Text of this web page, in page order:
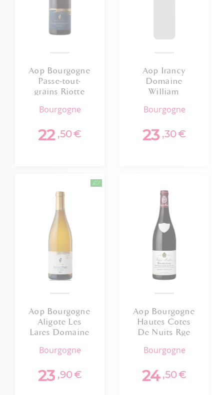
Aop Bourgogne
Passe-tout-
grains Riotte
2023 Bio
bourgogne
22 ,50€
Aop Irancy
Domaine
William
75cl
bourgogne
23 ,30€
Aop Bourgogne
Aligote Les
Lares Domaine
2022 Bio
bourgogne
23 ,90€
Aop Bourgogne
Hautes Cotes
De Nuits Rge
Maufoux 2023
bourgogne
24 ,50€